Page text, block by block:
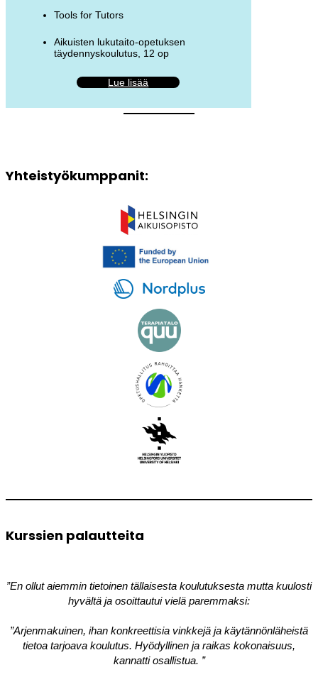
Tools for Tutors
Aikuisten luku­taito-opetuksen
täydennyskoulutus, 12 op
Lue lisää
Yhteistyökumppanit:
Kurssien palautteita
”En ollut aiemmin tietoinen tällaisesta koulutuksesta mutta kuulosti
hyvältä ja osoittautui vielä paremmaksi:
”Arjenmakuinen, ihan konkreettisia vinkkejä ja käytännönläheistä
tietoa tarjoava koulutus. Hyödyllinen ja raikas kokonaisuus,
kannatti osallistua. ”